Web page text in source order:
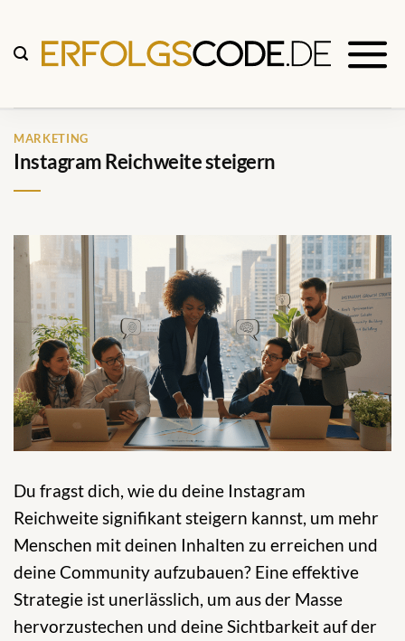
Inhalt
springen
MARKETING
Instagram Reichweite steigern
Du fragst dich, wie du deine Instagram
Reichweite signifikant steigern kannst, um mehr
Menschen mit deinen Inhalten zu erreichen und
deine Community aufzubauen? Eine effektive
Strategie ist unerlässlich, um aus der Masse
hervorzustechen und deine Sichtbarkeit auf der